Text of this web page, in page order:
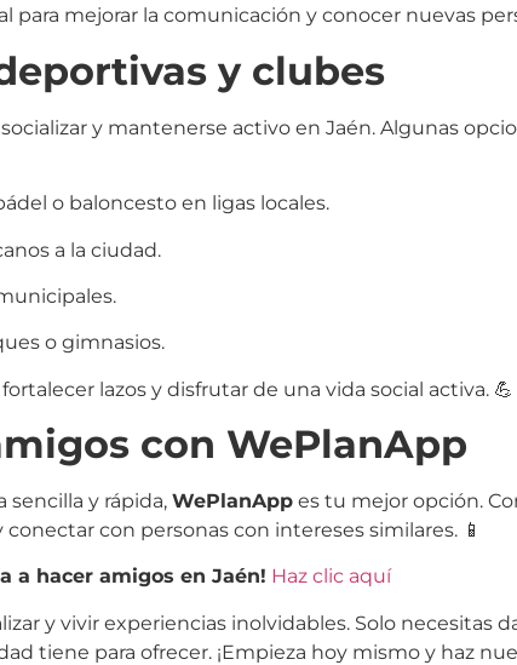
para mejorar la comunicación y conocer nuevas
y clubes
y mantenerse activo en Jaén. Algunas
o baloncesto en ligas locales.
a la ciudad.
o gimnasios.
lazos y disfrutar de una vida social activa. 💪
con WePlanApp
sencilla y rápida, WePlanApp es tu mejor opción.
con personas con intereses similares. 📱
a hacer amigos en Jaén! Haz clic aquí
y vivir experiencias inolvidables. Solo necesitas
tiene para ofrecer. ¡Empieza hoy mismo y haz